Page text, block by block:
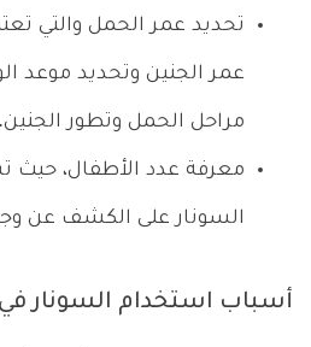
تحديد عمر الحمل والتي
عمر الجنين وتحديد موعد
مراحل الحمل وتطور الجنين.
معرفة عدد الأطفال، حيث
السونار على الكشف عن
أسباب استخدام السونار